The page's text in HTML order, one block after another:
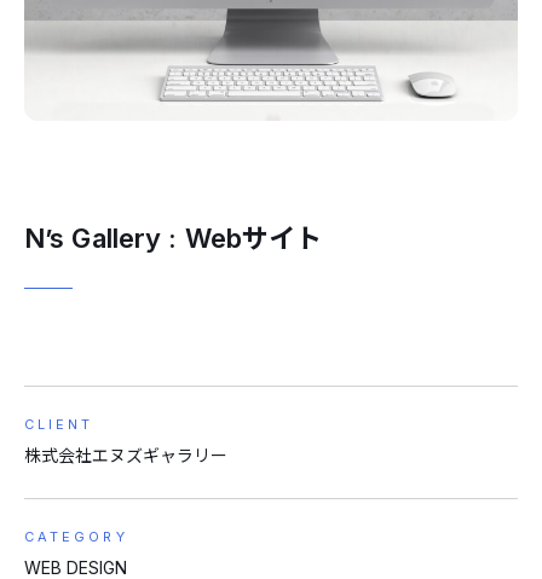
N’s Gallery : Webサイト
CLIENT
株式会社エヌズギャラリー
CATEGORY
WEB DESIGN